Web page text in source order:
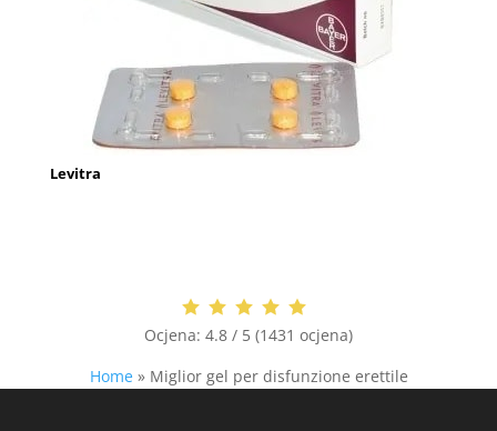
Levitra
Ocjena: 4.8 / 5 (1431 ocjena)
Home» Miglior gel per disfunzione erettile